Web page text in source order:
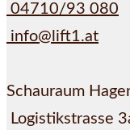
04710/93 080
info@lift1.at
Schauraum
Logistikstrasse